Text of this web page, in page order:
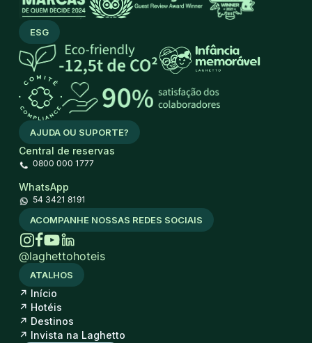
AJUDA OU SUPORTE?
Central de reservas
0800 000 1777
WhatsApp
54 3421 8191
ESG
ACOMPANHE NOSSAS REDES SOCIAIS
@laghettohoteis
ATALHOS
↗ Início
↗ Hotéis
↗ Destinos
↗ Invista na Laghetto